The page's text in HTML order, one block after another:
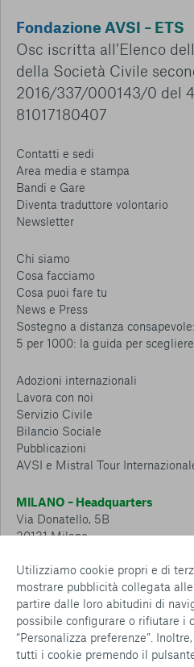
Utilizziamo cookie propri e di
mostrare pubblicità collegata
partire dalle loro abitudini di
possibile configurare o rifiutare i
“Personalizza preferenze”.
tutti i cookie premendo il
Fondazione AVSI – ETS
Osc iscritta all’Elenco
della Società Civile
2016/337/000143/0 del
81017180407
Contatti e sedi
Area media e stampa
Bandi e Gare
Diventa traduttore volontario
Newsletter
Chi siamo
Cosa facciamo
Cosa puoi fare tu
News e Press
Sostegno a distanza
5 per 1000: la guida per
Adozioni internazionali
Lavora con noi
Servizio Civile
Bilancio Sociale
Pubblicazioni
AVSI e Mistral Tour
MILANO – Headquarters
Via Donatello, 5B
20131 Milano
CESENA – Sostegno a distanza
Via Padre Vicinio da Sarsina, 216
47521 Cesena
Tel.: 0547 360 811